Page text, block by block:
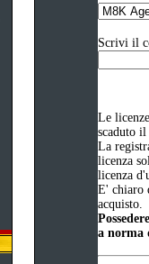
Scrivi il
Le
scaduto
La
licenza
licenza
E' chiaro
acquisto.
a norma